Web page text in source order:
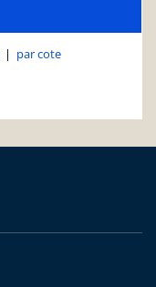
| par cote